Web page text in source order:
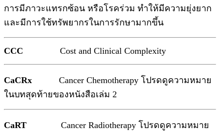
การมีภาวะแทรกซ้อน หรือโรคร่วม ทำให้มีความยุ่งยาก
และมีการใช้ทรัพยากรในการรักษามากขึ้น
CCC Cost and Clinical Complexity
CaCRx Cancer Chemotherapy โปรดดูความหมาย
ในบทสุดท้ายของหนังสือเล่ม 2
CaRT Cancer Radiotherapy โปรดดูความหมาย